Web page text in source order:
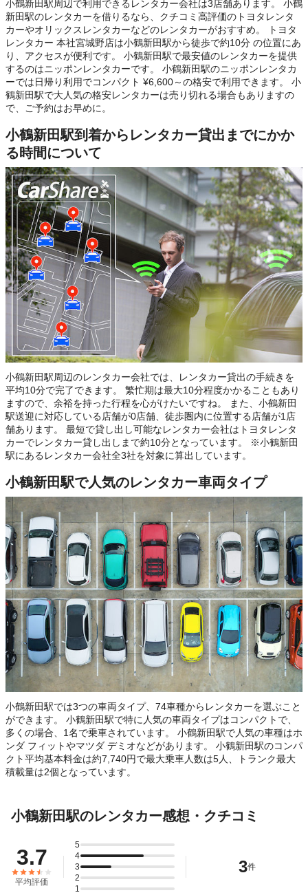
小鶴新田駅周辺で利用できるレンタカー会社は3店舗あります。 小鶴
新田駅のレンタカーを借りるなら、クチコミ高評価のトヨタレンタ
カーやオリックスレンタカーなどのレンタカーがおすすめ。 トヨタ
レンタカー 本社宮城野店は小鶴新田駅から徒歩で約10分 の位置にあ
り、アクセスが便利です。 小鶴新田駅で最安値のレンタカーを提供
するのはニッポンレンタカーです。 小鶴新田駅のニッポンレンタカ
ーでは日帰り利用でコンパクト ¥6,600～の格安で利用できます。 小
鶴新田駅で大人気の格安レンタカーは売り切れる場合もありますの
で、ご予約はお早めに。
小鶴新田駅到着からレンタカー貸出までにかか
る時間について
小鶴新田駅周辺のレンタカー会社では、レンタカー貸出の手続きを
平均10分で完了できます。 繁忙期は最大10分程度かかることもあり
ますので、余裕を持った行程を心がけたいですね。 また、小鶴新田
駅送迎に対応している店舗が0店舗、徒歩圏内に位置する店舗が1店
舗あります。 最短で貸し出し可能なレンタカー会社はトヨタレンタ
カーでレンタカー貸し出しまで約10分となっています。 ※小鶴新田
駅にあるレンタカー会社全3社を対象に算出しています。
小鶴新田駅で人気のレンタカー車両タイプ
小鶴新田駅では3つの車両タイプ、74車種からレンタカーを選ぶこと
ができます。 小鶴新田駅で特に人気の車両タイプはコンパクトで、
多くの場合、1名で乗車されています。 小鶴新田駅で人気の車種はホ
ンダ フィットやマツダ デミオなどがあります。 小鶴新田駅のコンパ
クト平均基本料金は約7,740円で最大乗車人数は5人、トランク最大
積載量は2個となっています。
小鶴新田駅のレンタカー感想・クチコミ
3.7
平均評価
5
4
3
2
1
3件